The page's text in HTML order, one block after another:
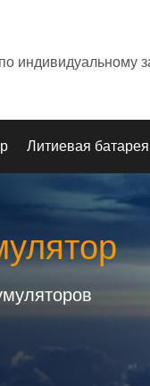
индивидуальному
Литиевая батарея